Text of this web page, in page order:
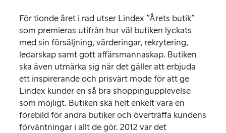
För tionde året i rad utser Lindex ”Årets butik”
som premieras utifrån hur väl butiken lyckats
med sin försäljning, värderingar, rekrytering,
ledarskap samt gott affärsmannaskap. Butiken
ska även utmärka sig när det gäller att erbjuda
ett inspirerande och prisvärt mode för att ge
Lindex kunder en så bra shoppingupplevelse
som möjligt. Butiken ska helt enkelt vara en
förebild för andra butiker och överträffa kundens
förväntningar i allt de gör. 2012 var det